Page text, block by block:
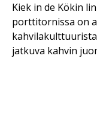
Kiek in de Kökin
porttitornissa on
jatkuva kahvin